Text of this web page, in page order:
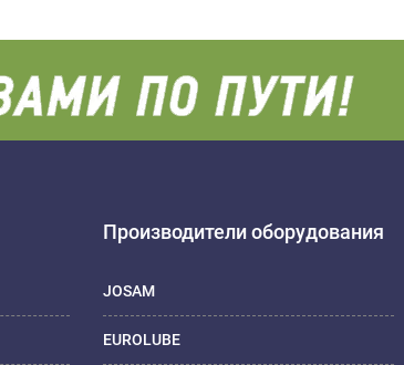
Производители оборудования
JOSAM
EUROLUBE